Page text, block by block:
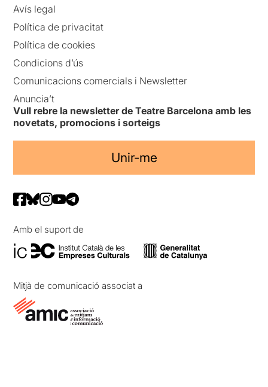
Avís legal
Política de privacitat
Política de cookies
Condicions d’ús
Comunicacions comercials i Newsletter
Anuncia’t
Vull rebre la newsletter de Teatre Barcelona amb les
novetats, promocions i sorteigs
Unir-me
Amb el suport de
Mitjà de comunicació associat a